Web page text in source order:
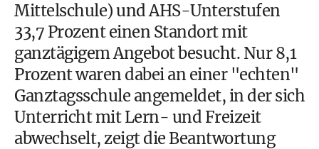
Mittelschule) und AHS-Unterstufen
33,7 Prozent einen Standort mit
ganztägigem Angebot besucht. Nur 8,1
Prozent waren dabei an einer "echten"
Ganztagsschule angemeldet, in der sich
Unterricht mit Lern- und Freizeit
abwechselt, zeigt die Beantwortung